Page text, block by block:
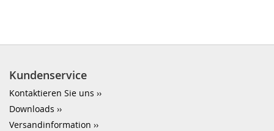
Kundenservice
Kontaktieren Sie uns
Downloads
Versandinformation